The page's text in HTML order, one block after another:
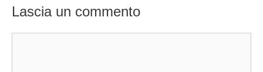
Lascia un commento